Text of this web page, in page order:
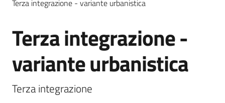
Servizi
Vivere
Terza integrazione - variante urbanistica
Salta al contenuto
Terza integrazione -
variante urbanistica
Terza integrazione